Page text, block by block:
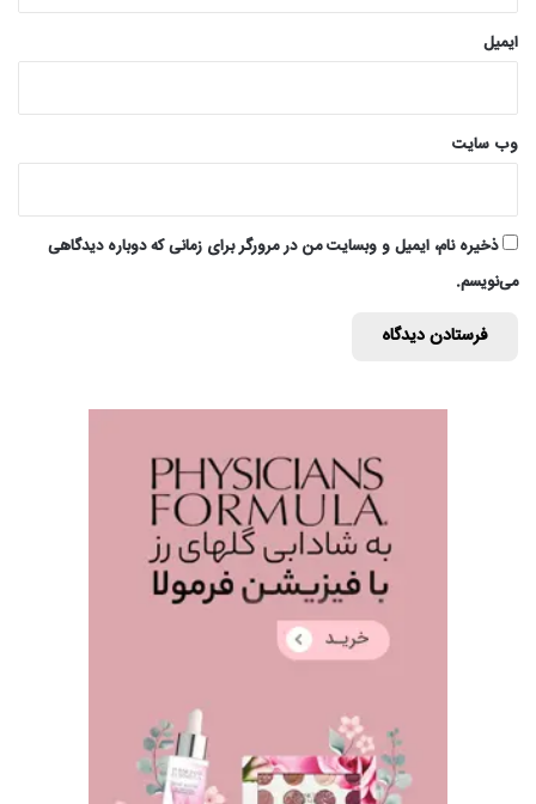
ایمیل
وب‌ سایت
ذخیره نام، ایمیل و وبسایت من در مرورگر برای زمانی که دوباره دیدگاهی
می‌نویسم.